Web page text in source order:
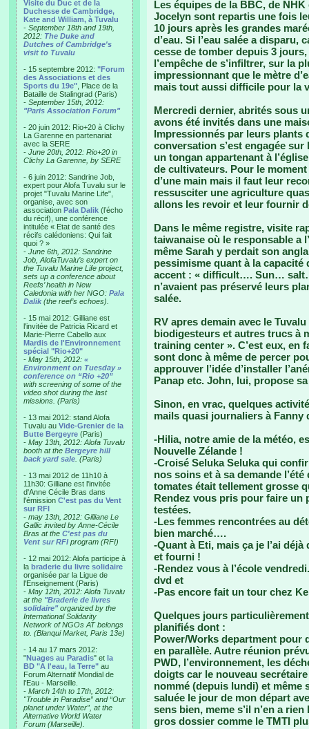
Visite du Duc et de la
Duchesse de Cambridge,
Kate and William, à Tuvalu
- September 18th and 19th,
2012: The Duke and
Dutches of Cambridge's
visit to Tuvalu
- 15 septembre 2012: "Forum
des Associations et des
Sports du 19e" , Place de la
Bataille de Stalingrad (Paris)
- September 15th, 2012:
"Paris Association Forum"
- 20 juin 2012: Rio+20 à Clichy
La Garenne en partenariat
avec la SERE
- June 20th, 2012: Rio+20 in
Clichy La Garenne, by SERE
- 6 juin 2012: Sandrine Job,
expert pour Alofa Tuvalu sur le
projet "Tuvalu Marine Life",
organise, avec son
association Pala Dalik (l’écho
du récif), une conférence
intitulée « Etat de santé des
récifs calédoniens: Qui fait
quoi ? »
- June 6th, 2012: Sandrine
Job, AlofaTuvalu’s expert on
the Tuvalu Marine Life project,
sets up a conference about
Reefs’ health in New
Caledonia with her NGO: Pala
Dalik (the reef’s echoes).
- 15 mai 2012: Gilliane est
l'invitée de Patricia Ricard et
Marie-Pierre Cabello aux
Mardis de l'Environnement
spécial "Rio+20"
- May 15th, 2012: «
Environment on Tuesday »
conference on “Rio +20”
with screening of some of the
video shot during the last
missions. (Paris)
- 13 mai 2012: stand Alofa
Tuvalu au Vide-Grenier de la
Butte Bergeyre (Paris)
- May 13th, 2012: Alofa Tuvalu
booth at the Bergeyre hill
back yard sale . (Paris)
- 13 mai 2012 de 11h10 à
11h30: Gilliane est l'invitée
d'Anne Cécile Bras dans
l'émission C'est pas du Vent
sur RFI
- may 13th, 2012: Gilliane Le
Gallic invited by Anne-Cécile
Bras at the C'est pas du
Vent sur RFI program (RFI)
- 12 mai 2012: Alofa participe à
la braderie du livre solidaire
organisée par la Ligue de
l'Enseignement (Paris)
- May 12th, 2012: Alofa Tuvalu
at the "Braderie de livres
solidaire"organized by the
International Solidarity
Network of NGOs AT belongs
to. (Blanqui Market, Paris 13e)
- 14 au 17 mars 2012:
"Nuages au Paradis" et la
BD "A l'eau, la Terre" au
Forum Alternatif Mondial de
l'Eau - Marseille.
- March 14th to 17th, 2012:
"Trouble in Paradise” and “Our
planet under Water”, at the
Alternative World Water
Forum (Marseille).
Les équipes de la BBC, de
Jocelyn sont repartis une fois
10 jours après les grandes
d’eau. Si l’eau salée a disparu,
cesse de tomber depuis 3 jours,
l’empêche de s’infiltrer, sur la
impressionnant que le mètre
mais tout aussi difficile pour la
Mercredi dernier, abrités sous
avons été invités dans une
Impressionnés par leurs plants
conversation s’est engagée
un tongan appartenant à
de cultivateurs. Pour le
d’une main mais il faut leur
ressusciter une agriculture
allons les revoir et leur fournir
Dans le même registre, visite
taiwanaise où le responsable a
même Sarah y perdait son
pessimisme quant à la
accent : « difficult…. Sun…
n’avaient pas préservé leurs
salée.
RV apres demain avec le
biodigesteurs et autres trucs à
training center ». C’est eux, en
sont donc à même de percer
approuver l’idée d’installer
Panap etc. John, lui, propose
Sinon, en vrac, quelques
mails quasi journaliers à Fanny
-Hilia, notre amie de la météo,
Nouvelle Zélande !
-Croisé Seluka Seluka qui
nos soins et à sa demande
tomates était tellement grosse
Rendez vous pris pour faire un
testées.
-Les femmes rencontrées au
bien marché….
-Quant à Eti, mais ça je l’ai
et fourni !
-Rendez vous à l’école
dvd et
-Pas encore fait un tour chez
Quelques jours
planifiés dont :
Power/Works department pour
en parallèle. Autre réunion
PWD, l’environnement, les
doigts car le nouveau
nommé (depuis lundi) et même
saluée le jour de mon départ
sens bien, meme s’il n’en a
gros dossier comme le TMTI